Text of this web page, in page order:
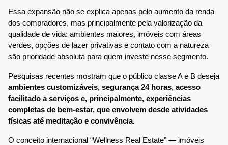
Essa expansão não se explica apenas pelo aumento da renda
dos compradores, mas principalmente pela valorização da
qualidade de vida: ambientes maiores, imóveis com áreas
verdes, opções de lazer privativas e contato com a natureza
são prioridade absoluta para quem investe nesse segmento.​
Pesquisas recentes mostram que o público classe A e B deseja
ambientes customizáveis, segurança 24 horas, acesso
facilitado a serviços e, principalmente, experiências
completas de bem-estar, que envolvem desde atividades
físicas até meditação e convivência.
O conceito internacional “Wellness Real Estate” — imóveis